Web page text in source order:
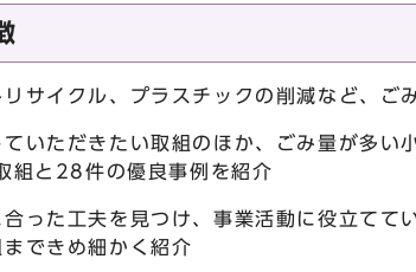
サイクル、プラスチックの削減など、ご
いただきたい取組のほか、ごみ量が多い
組と28件の優良事例を紹介
った工夫を見つけ、事業活動に役立てて
できめ細かく紹介